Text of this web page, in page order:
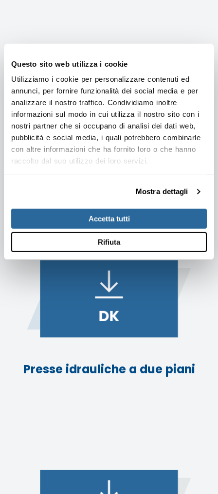
Questo sito web utilizza i cookie
Utilizziamo i cookie per personalizzare contenuti ed
annunci, per fornire funzionalità dei social media e per
analizzare il nostro traffico. Condividiamo inoltre
informazioni sul modo in cui utilizza il nostro sito con i
nostri partner che si occupano di analisi dei dati web,
pubblicità e social media, i quali potrebbero combinarle
con altre informazioni che ha fornito loro o che hanno
raccolto dal suo utilizzo dei loro servizi.
Mostra dettagli
Accetta tutti
Rifiuta
EKS
Presse idrauliche servo motore
DK
Presse idrauliche a due piani